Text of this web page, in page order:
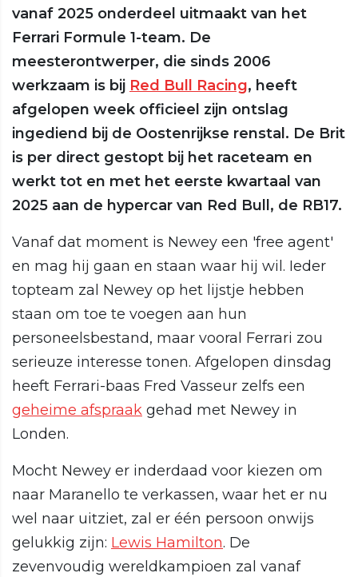
vanaf 2025 onderdeel uitmaakt van het
Ferrari Formule 1-team. De
meesterontwerper, die sinds 2006
werkzaam is bij Red Bull Racing, heeft
afgelopen week officieel zijn ontslag
ingediend bij de Oostenrijkse renstal. De Brit
is per direct gestopt bij het raceteam en
werkt tot en met het eerste kwartaal van
2025 aan de hypercar van Red Bull, de RB17.
Vanaf dat moment is Newey een 'free agent'
en mag hij gaan en staan waar hij wil. Ieder
topteam zal Newey op het lijstje hebben
staan om toe te voegen aan hun
personeelsbestand, maar vooral Ferrari zou
serieuze interesse tonen. Afgelopen dinsdag
heeft Ferrari-baas Fred Vasseur zelfs een
geheime afspraak gehad met Newey in
Londen.
Mocht Newey er inderdaad voor kiezen om
naar Maranello te verkassen, waar het er nu
wel naar uitziet, zal er één persoon onwijs
gelukkig zijn: Lewis Hamilton. De
zevenvoudig wereldkampioen zal vanaf